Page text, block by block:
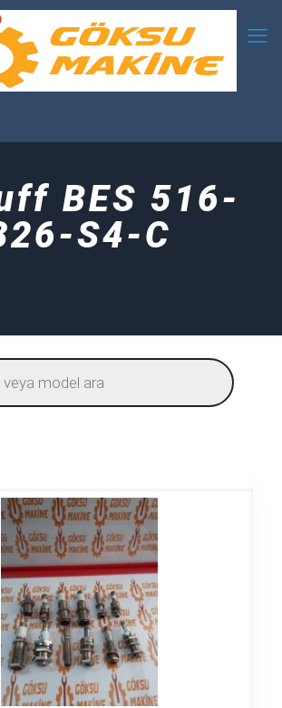
BES 516-
S4-C